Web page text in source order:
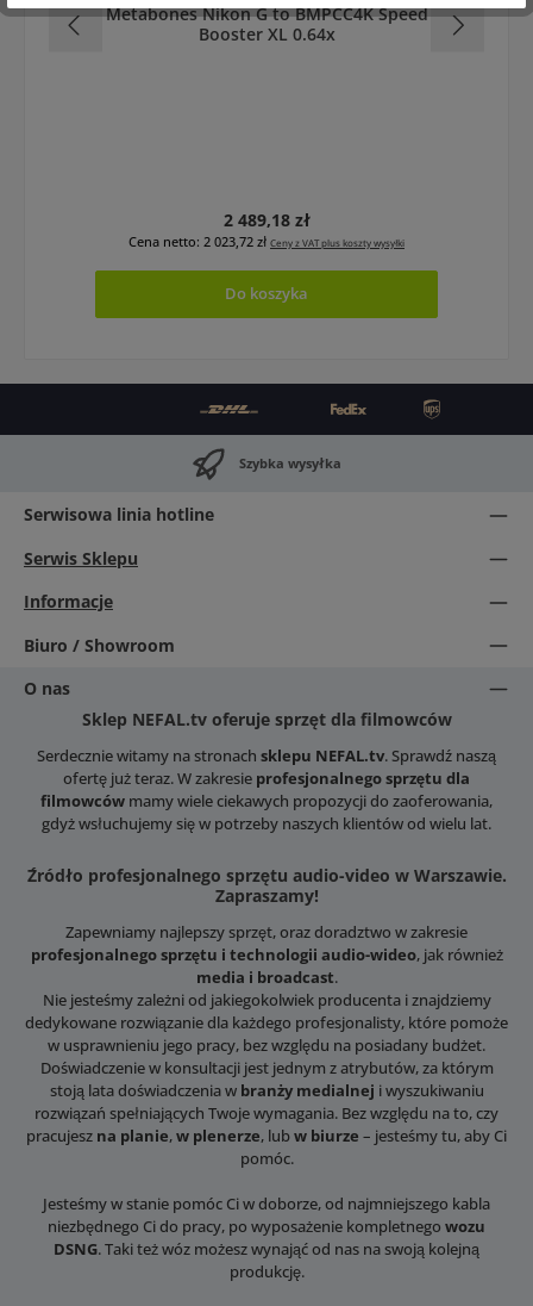
Metabones Nikon G to BMPCC4K Speed
Booster XL 0.64x
Cena regularna:
2 489,18 zł
Cena netto: 2 023,72 zł Ceny z VAT plus koszty wysyłki
Do koszyka
Szybka wysyłka
Serwisowa linia hotline
Serwis Sklepu
Informacje
Biuro / Showroom
O nas
Sklep NEFAL.tv oferuje sprzęt dla filmowców
Serdecznie witamy na stronach sklepu NEFAL.tv. Sprawdź naszą
ofertę już teraz. W zakresie profesjonalnego sprzętu dla
filmowców mamy wiele ciekawych propozycji do zaoferowania,
gdyż wsłuchujemy się w potrzeby naszych klientów od wielu lat.
Źródło profesjonalnego sprzętu audio-video w Warszawie.
Zapraszamy!
Zapewniamy najlepszy sprzęt, oraz doradztwo w zakresie
profesjonalnego sprzętu i technologii audio-wideo, jak również
media i broadcast.
Nie jesteśmy zależni od jakiegokolwiek producenta i znajdziemy
dedykowane rozwiązanie dla każdego profesjonalisty, które pomoże
w usprawnieniu jego pracy, bez względu na posiadany budżet.
Doświadczenie w konsultacji jest jednym z atrybutów, za którym
stoją lata doświadczenia w branży medialnej i wyszukiwaniu
rozwiązań spełniających Twoje wymagania. Bez względu na to, czy
pracujesz na planie,w plenerze, lubw biurze – jesteśmy tu, aby Ci
pomóc.
Jesteśmy w stanie pomóc Ci w doborze, od najmniejszego kabla
niezbędnego Ci do pracy, po wyposażenie kompletnego wozu
DSNG. Taki też wóz możesz wynająć od nas na swoją kolejną
produkcję.